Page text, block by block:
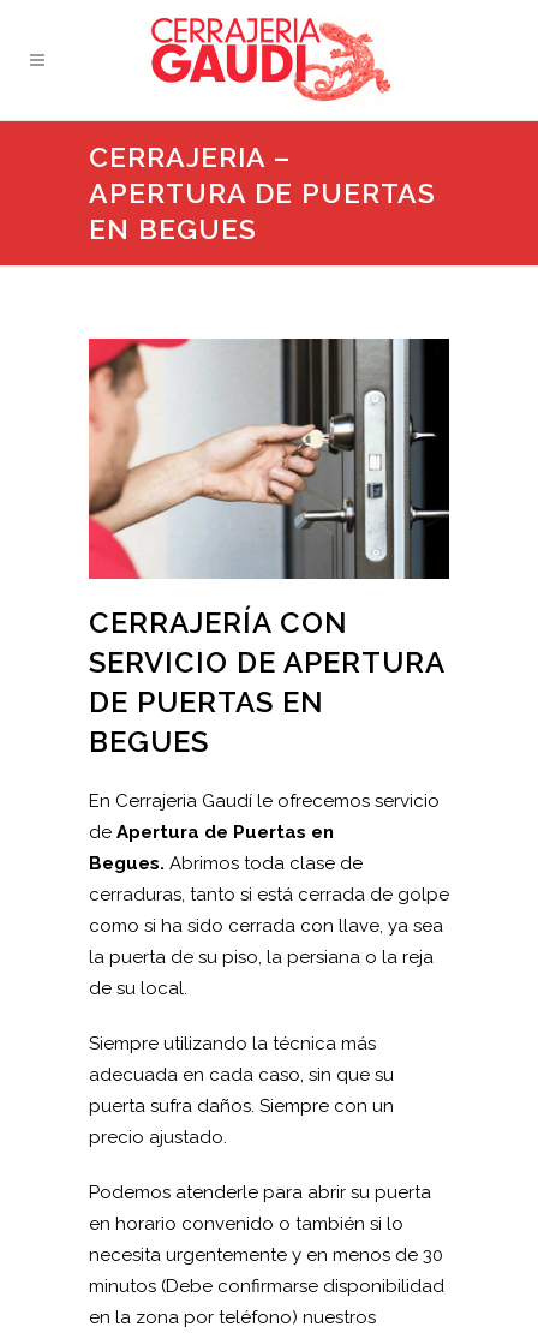
CERRAJERIA –
APERTURA DE PUERTAS
EN BEGUES
CERRAJERÍA CON
SERVICIO DE APERTURA
DE PUERTAS EN
BEGUES
En Cerrajeria Gaudí le ofrecemos servicio
de Apertura de Puertas en
Begues. Abrimos toda clase de
cerraduras, tanto si está cerrada de golpe
como si ha sido cerrada con llave, ya sea
la puerta de su piso, la persiana o la reja
de su local.
Siempre utilizando la técnica más
adecuada en cada caso, sin que su
puerta sufra daños. Siempre con un
precio ajustado.
Podemos atenderle para abrir su puerta
en horario convenido o también si lo
necesita urgentemente y en menos de 30
minutos (Debe confirmarse disponibilidad
en la zona por teléfono) nuestros